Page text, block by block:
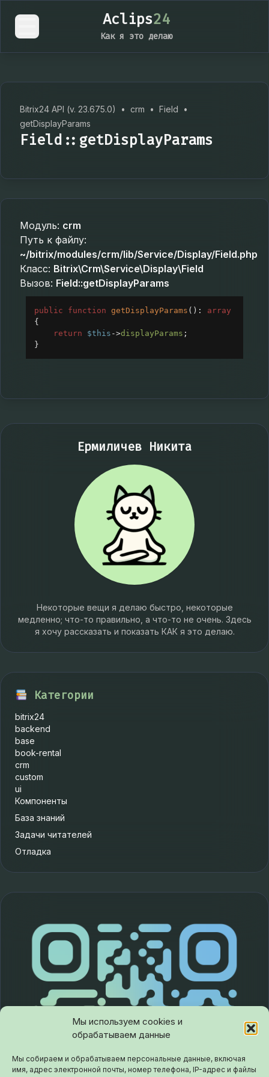
Мы используем cookies и
обрабатываем данные
Мы собираем и обрабатываем персональные данные, включая
имя, адрес электронной почты, номер телефона, IP-адрес и файлы
Aclips24
Как я это делаю
Bitrix24 API (v. 23.675.0) • crm • Field
•
getDisplayParams
Field::getDisplayParams
Модуль: crm
Путь к файлу:
~/bitrix/modules/crm/lib/Service/Display/Field.php
Класс: Bitrix\Crm\Service\Display\Field
Вызов: Field::getDisplayParams
public function getDisplayParams (): array
{
return
$this ->displayParams ;
}
Ермиличев Никита
Некоторые вещи я делаю быстро, некоторые
медленно; что-то правильно, а что-то не очень. Здесь
я хочу рассказать и показать КАК я это делаю.
Категории
bitrix24
backend
base
book-rental
crm
custom
ui
Компоненты
База знаний
Задачи читателей
Отладка